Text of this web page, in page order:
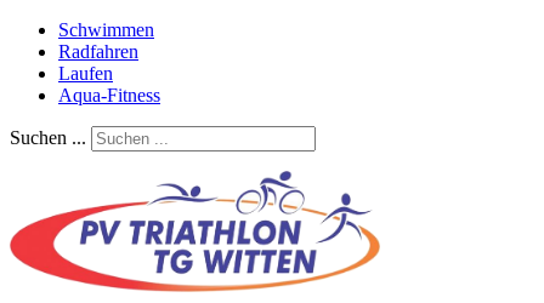
Schwimmen
Radfahren
Laufen
Aqua-Fitness
Suchen ...